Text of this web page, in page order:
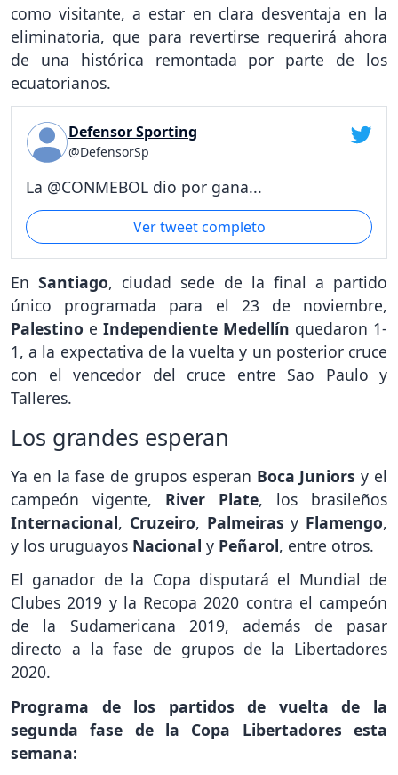
como visitante, a estar en clara desventaja en la
eliminatoria, que para revertirse requerirá ahora
de una histórica remontada por parte de los
ecuatorianos.
Defensor Sporting
@DefensorSp
La @CONMEBOL dio por gana...
Ver tweet completo
En Santiago, ciudad sede de la final a partido
único programada para el 23 de noviembre,
Palestino e Independiente Medellín quedaron 1-
1, a la expectativa de la vuelta y un posterior cruce
con el vencedor del cruce entre Sao Paulo y
Talleres.
Los grandes esperan
Ya en la fase de grupos esperan Boca Juniorsy el
campeón vigente, River Plate, los brasileños
Internacional, Cruzeiro, Palmeirasy Flamengo,
y los uruguayos Nacional y Peñarol, entre otros.
El ganador de la Copa disputará el Mundial de
Clubes 2019 y la Recopa 2020 contra el campeón
de la Sudamericana 2019, además de pasar
directo a la fase de grupos de la Libertadores
2020.
Programa de los partidos de vuelta de la
segunda fase de la Copa Libertadores esta
semana: